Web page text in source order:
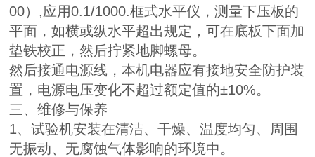
00）,应用0.1/1000.框式水平仪，测量下压板的
平面，如横或纵水平超出规定，可在底板下面加
垫铁校正，然后拧紧地脚螺母。
然后接通电源线，本机电器应有接地安全防护装
置，电源电压变化不超过额定值的±10%。
三、维修与保养
1、试验机安装在清洁、干燥、温度均匀、周围
无振动、无腐蚀气体影响的环境中。